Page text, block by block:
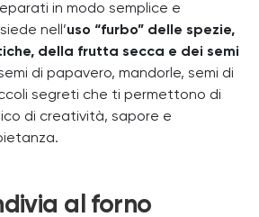
in modo semplice e
nell’uso “furbo” delle spezie,
della frutta secca e dei semi
di papavero, mandorle, semi di
segreti che ti permettono di
di creatività, sapore e
al forno